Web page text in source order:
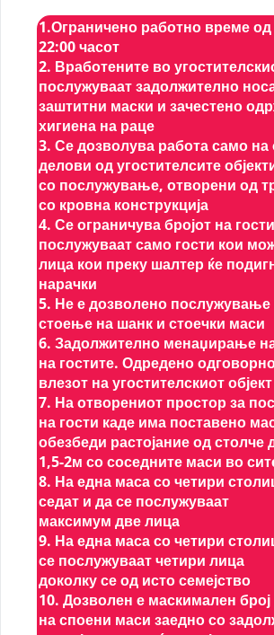
1.Ограничено работно време од
22:00 часот
2. Вработените во
послужуваат задолжително
заштитни маски и зачестено
хигиена на раце
3. Се дозволува работа само на
делови од угостителсите
со послужување, отворени од
со кровна конструкција
4. Се ограничува бројот на
послужуваат само гости кои
лица кои преку шалтер ќе
нарачки
5. Не е дозволено послужување
стоење на шанк и стоечки маси
6. Задолжително менаџирање
на гостите. Одредено
влезот на угостителскиот објект
7. На отворениот простор за
на гости каде има поставено
обезбеди растојание од столче
1,5-2м со соседните маси во
8. На една маса со четири
седат и да се послужуваат
максимум две лица
9. На една маса со четири
се послужуваат четири лица
доколку се од исто семејство
10. Дозволен е маскимален
на споени маси заедно со